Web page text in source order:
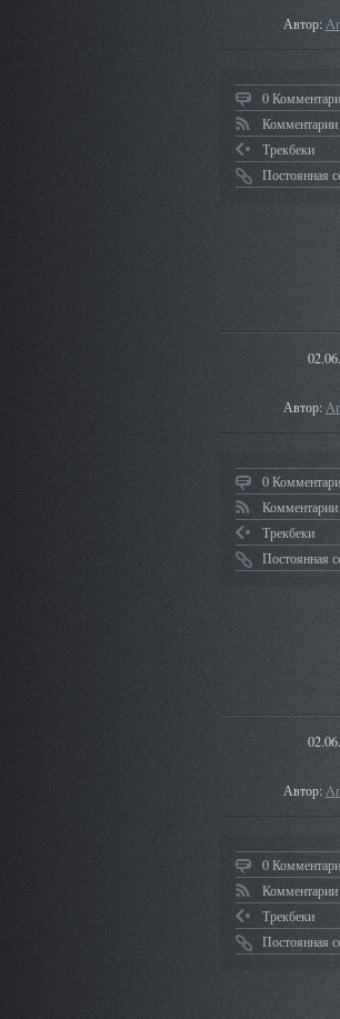
Автор:
0
Комментарии
Трекбеки
Постоянная
Автор:
0
Комментарии
Трекбеки
Постоянная
Автор:
0
Комментарии
Трекбеки
Постоянная